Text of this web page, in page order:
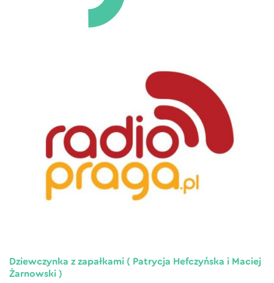
Dziewczynka z zapałkami ( Patrycja Hefczyńska i Maciej
Żarnowski )